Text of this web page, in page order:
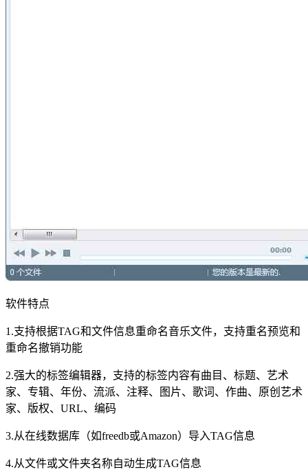
软件特点
1.支持根据TAG和文件信息重命名音乐文件，支持重名预览和
重命名撤销功能
2.强大的标签编辑器，支持的标签内容有曲目、标题、艺术
家、专辑、年份、流派、注释、图片、歌词、作曲、原创艺术
家、版权、URL、编码
3.从在线数据库（如freedb或Amazon）导入TAG信息
4.从文件或文件夹名称自动生成TAG信息